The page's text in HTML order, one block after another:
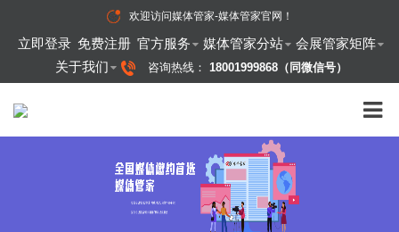
欢迎访问媒体管家-媒体管家官网 ！
立即登录 免费注册 官方服务 媒体管家分站
会展管家矩阵
关于我们
咨询热线： 18001999868（同微信号）